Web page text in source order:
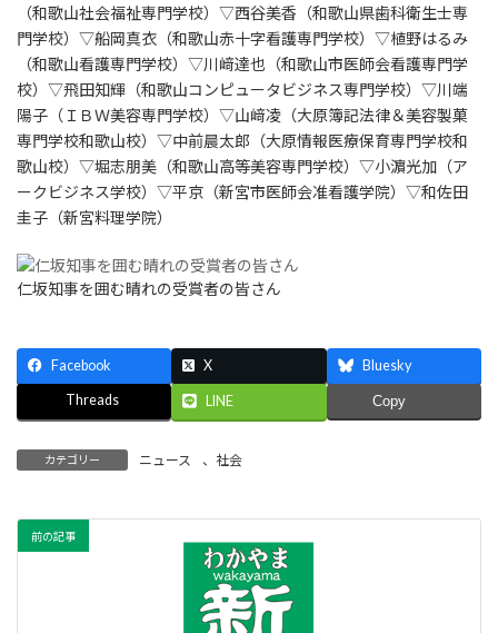
（和歌山社会福祉専門学校）▽西谷美香（和歌山県歯科衛生士専
門学校）▽船岡真衣（和歌山赤十字看護専門学校）▽植野はるみ
（和歌山看護専門学校）▽川﨑達也（和歌山市医師会看護専門学
校）▽飛田知輝（和歌山コンピュータビジネス専門学校）▽川端
陽子（ＩＢＷ美容専門学校）▽山﨑凌（大原簿記法律＆美容製菓
専門学校和歌山校）▽中前晨太郎（大原情報医療保育専門学校和
歌山校）▽堀志朋美（和歌山高等美容専門学校）▽小濵光加（ア
ークビジネス学校）▽平京（新宮市医師会准看護学院）▽和佐田
圭子（新宮料理学院）
仁坂知事を囲む晴れの受賞者の皆さん
Facebook X Bluesky
Threads LINE Copy
カテゴリー ニュース 、 社会
前の記事